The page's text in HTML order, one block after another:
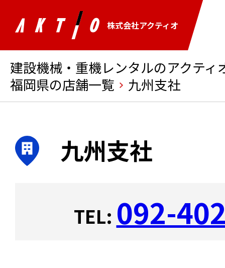
株式会社アクティオ
建設機械・重機レンタルのアクティ
福岡県の店舗一覧
九州支社
九州支社
TEL: 092-